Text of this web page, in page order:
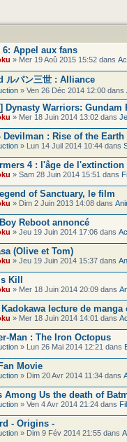
Appel aux fans
» Mer 19 Aoû 2015 15:52 dans
ルパン三世 : Alliance
» Ven 26 Déc 2014 12:00 dans
Dynasty Warriors: Gundam
» Mer 18 Juin 2014 13:02 dans
Devilman : Rise of the Earth
» Lun 14 Juil 2014 10:44 dans
4 : l'âge de l'extinction
» Sam 28 Juin 2014 15:51 dans
of Sanctuary, le film
» Dim 2 Juin 2013 14:08 dans
Reboot annoncé
» Jeu 19 Juin 2014 17:06 dans
(Olive et Tom)
» Jeu 19 Juin 2014 15:37 dans
Kill
» Mer 18 Juin 2014 20:09 dans
lecture de manga
» Mer 18 Juin 2014 14:01 dans
Man : The Iron Octopus
» Lun 26 Mai 2014 12:21 dans
Movie
» Dim 20 Avr 2014 11:34 dans
Among Us the death of
» Ven 4 Avr 2014 21:24 dans
- Origins -
» Dim 9 Fév 2014 21:55 dans